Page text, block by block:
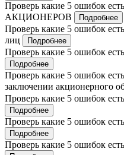
Проверь какие 5 ошибок
АКЦИОНЕРОВ
Подробнее
Проверь какие 5 ошибок
лиц
Подробнее
Проверь какие 5 ошибок
Подробнее
Проверь какие 5 ошибок
заключении акционерного
Проверь какие 5 ошибок
Подробнее
Проверь какие 5 ошибок
Подробнее
Проверь какие 5 ошибок